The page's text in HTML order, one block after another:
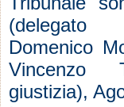
(delegato
Domenico
Vincenzo
giustizia),